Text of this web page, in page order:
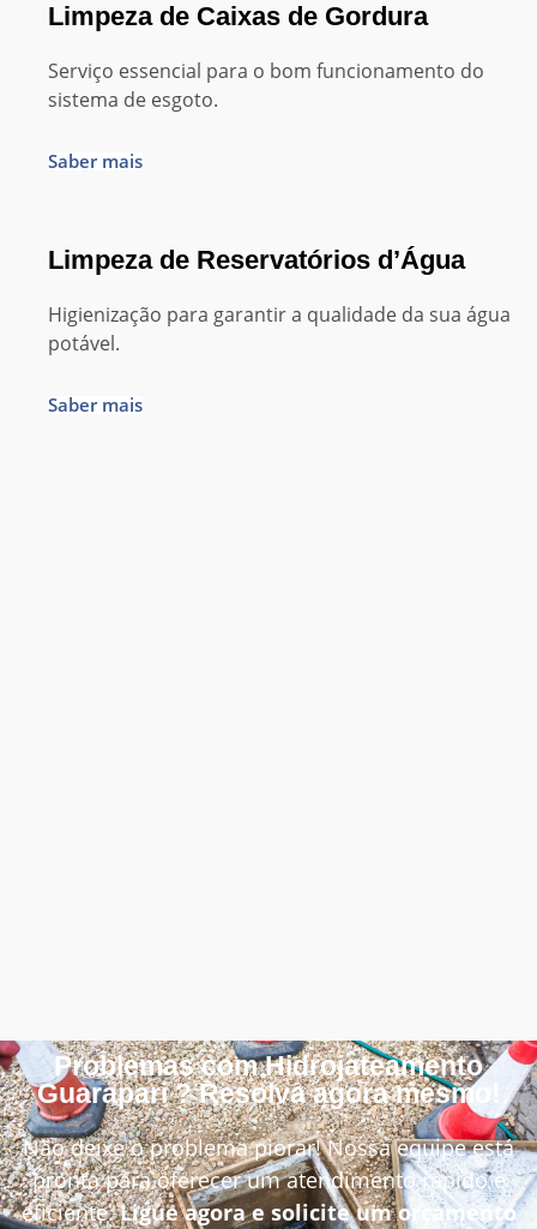
Limpeza de Caixas de Gordura
Serviço essencial para o bom funcionamento do
sistema de esgoto.
Saber mais
Limpeza de Reservatórios d’Água
Higienização para garantir a qualidade da sua água
potável.
Saber mais
Problemas com Hidrojateamento
Guarapari ? Resolva agora mesmo!
Não deixe o problema piorar! Nossa equipe está
pronta para oferecer um atendimento rápido e
eficiente.Ligue agora e solicite um orçamento